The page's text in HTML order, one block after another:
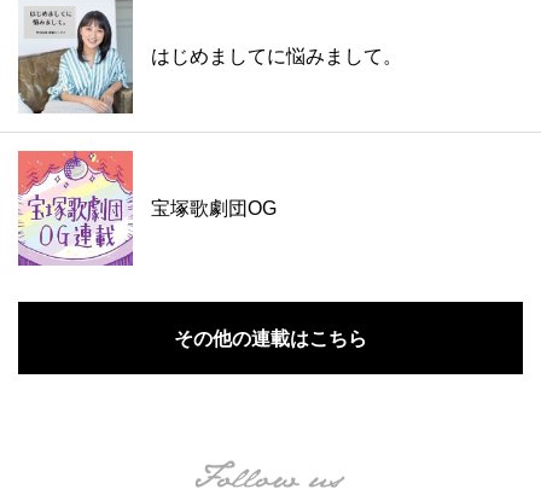
はじめましてに悩みまして。
宝塚歌劇団OG
その他の連載はこちら